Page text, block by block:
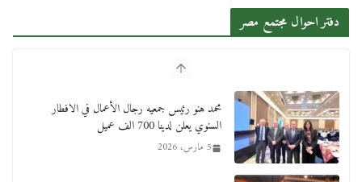
دفتر احوال مجتمع مصر
محمد هنو رئيس جمعيه رجال الأعمال في الافطار
السنوي يعلن لدينا 700 الف عميل
5 مارس، 2026